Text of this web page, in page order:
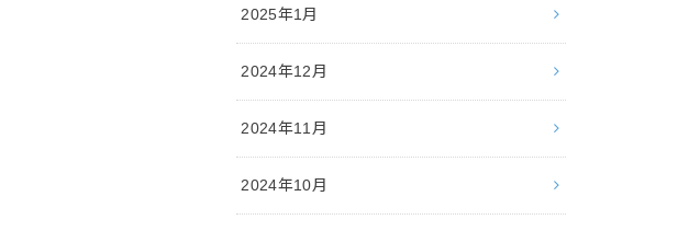
2025年1月
2024年12月
2024年11月
2024年10月